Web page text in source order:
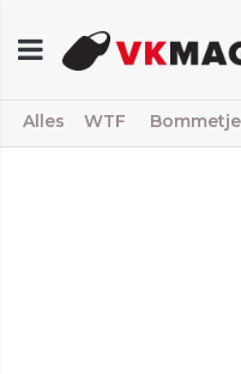
Alles WTF Bommetje